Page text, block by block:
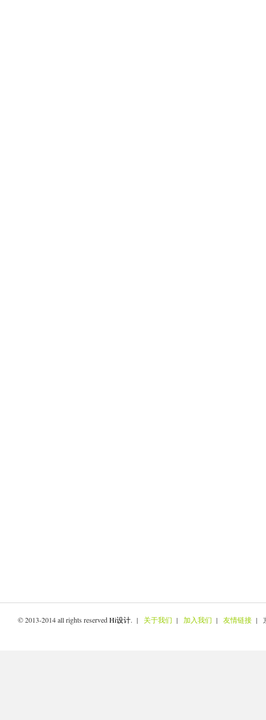
© 2013-2014 all rights reservedHi设计. | 关于我们 | 加入我们 | 友情链接 |